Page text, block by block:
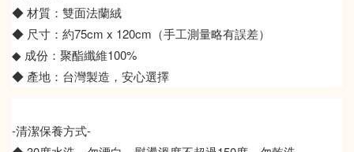
◆ 材質：雙面法蘭絨
◆ 尺寸：約75cm x 120cm（手工測量略有誤差）
◆ 成份：聚酯纖維100%
◆ 產地：台灣製造，安心選擇
-清潔保養方式-